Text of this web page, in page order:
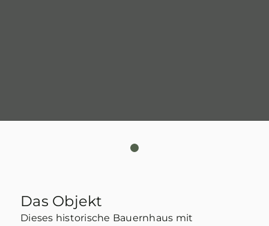
Das Objekt
Dieses historische Bauernhaus mit